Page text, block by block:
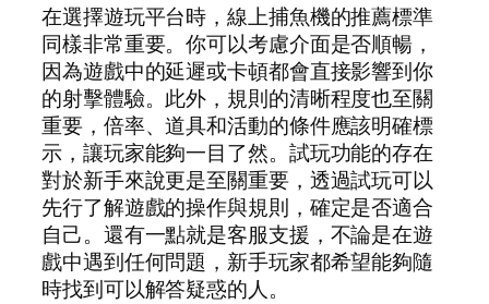
在選擇遊玩平台時，線上捕魚機的推薦標準
同樣非常重要。你可以考慮介面是否順暢，
因為遊戲中的延遲或卡頓都會直接影響到你
的射擊體驗。此外，規則的清晰程度也至關
重要，倍率、道具和活動的條件應該明確標
示，讓玩家能夠一目了然。試玩功能的存在
對於新手來說更是至關重要，透過試玩可以
先行了解遊戲的操作與規則，確定是否適合
自己。還有一點就是客服支援，不論是在遊
戲中遇到任何問題，新手玩家都希望能夠隨
時找到可以解答疑惑的人。